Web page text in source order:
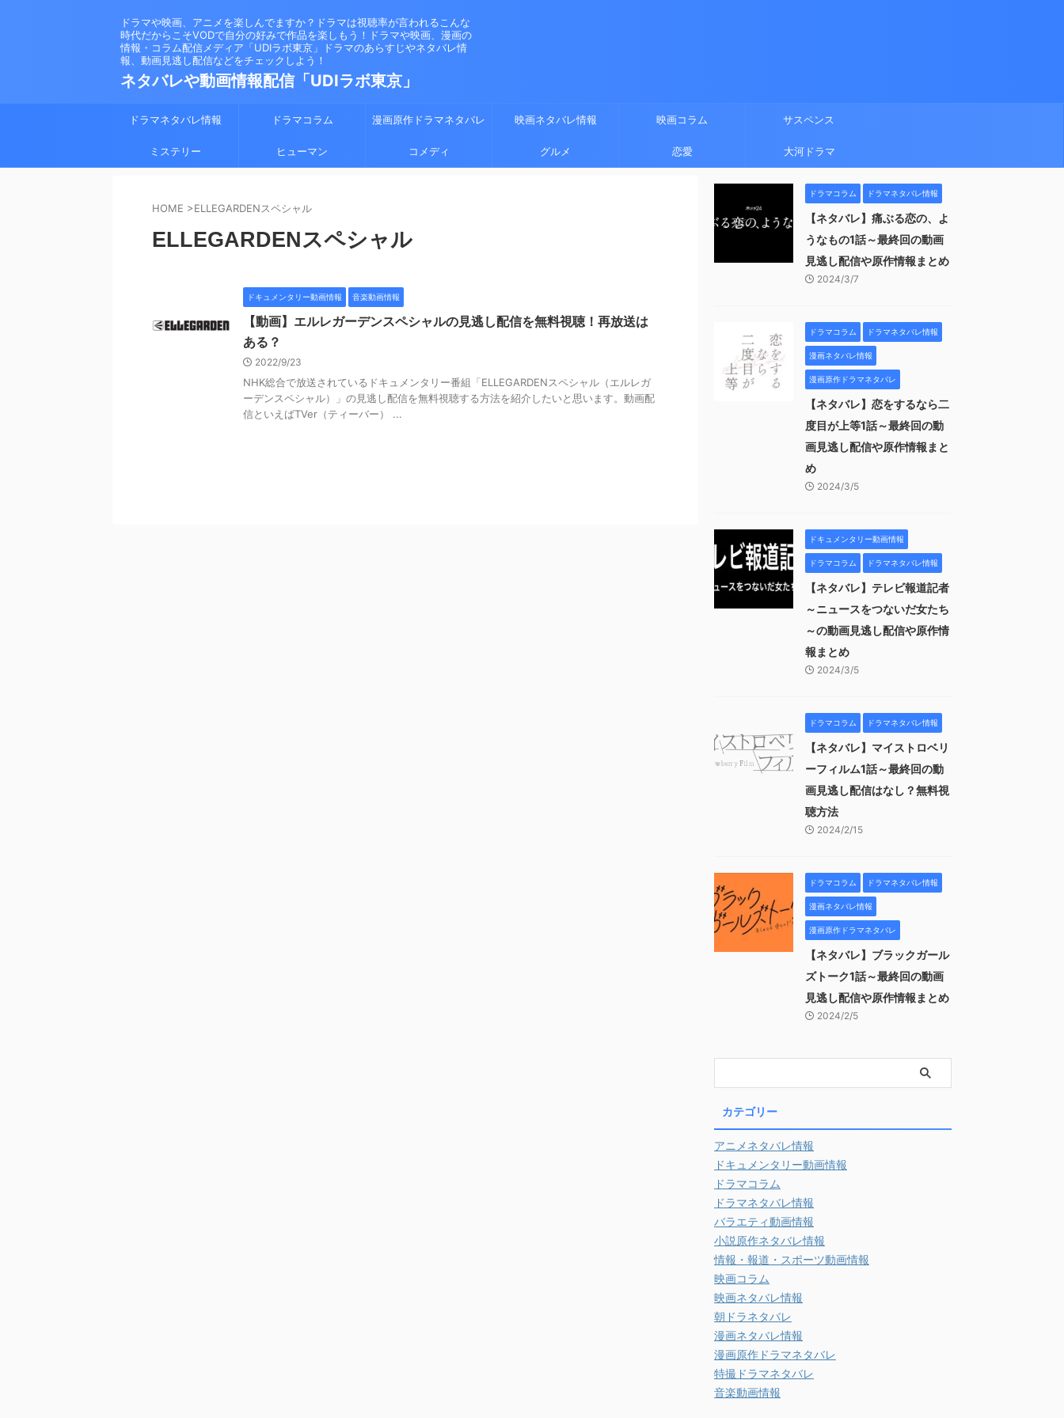
ドラマや映画、アニメを楽しんでますか？ドラマは視聴率が言われるこんな
時代だからこそVODで自分の好みで作品を楽しもう！ドラマや映画、漫画の
情報・コラム配信メディア「UDIラボ東京」ドラマのあらすじやネタバレ情
報、動画見逃し配信などをチェックしよう！
ネタバレや動画情報配信「UDIラボ東京」
ドラマネタバレ情報 ドラマコラム 漫画原作ドラマネタバレ 映画ネタバレ情報 映画コラム サスペンス
ミステリー ヒューマン コメディ グルメ 恋愛 大河ドラマ
HOME >ELLEGARDENスペシャル
ELLEGARDENスペシャル
ドキュメンタリー動画情報 音楽動画情報
【動画】エルレガーデンスペシャルの見逃し配信を無料視聴！再放送は
ある？
2022/9/23
NHK総合で放送されているドキュメンタリー番組「ELLEGARDENスペシャル（エルレガ
ーデンスペシャル）」の見逃し配信を無料視聴する方法を紹介したいと思います。動画配
信といえばTVer（ティーバー） ...
ドラマコラム ドラマネタバレ情報
【ネタバレ】痛ぶる恋の、よ
うなもの1話～最終回の動画
見逃し配信や原作情報まとめ
2024/3/7
ドラマコラム ドラマネタバレ情報
漫画ネタバレ情報
漫画原作ドラマネタバレ
【ネタバレ】恋をするなら二
度目が上等1話～最終回の動
画見逃し配信や原作情報まと
め
2024/3/5
ドキュメンタリー動画情報
ドラマコラム ドラマネタバレ情報
【ネタバレ】テレビ報道記者
～ニュースをつないだ女たち
～の動画見逃し配信や原作情
報まとめ
2024/3/5
ドラマコラム ドラマネタバレ情報
【ネタバレ】マイストロベリ
ーフィルム1話～最終回の動
画見逃し配信はなし？無料視
聴方法
2024/2/15
ドラマコラム ドラマネタバレ情報
漫画ネタバレ情報
漫画原作ドラマネタバレ
【ネタバレ】ブラックガール
ズトーク1話～最終回の動画
見逃し配信や原作情報まとめ
2024/2/5
カテゴリー
アニメネタバレ情報
ドキュメンタリー動画情報
ドラマコラム
ドラマネタバレ情報
バラエティ動画情報
小説原作ネタバレ情報
情報・報道・スポーツ動画情報
映画コラム
映画ネタバレ情報
朝ドラネタバレ
漫画ネタバレ情報
漫画原作ドラマネタバレ
特撮ドラマネタバレ
音楽動画情報